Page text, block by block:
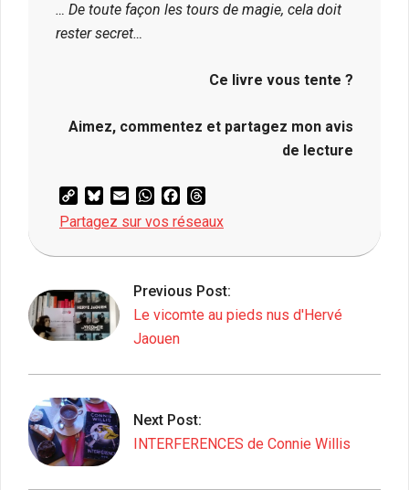
… De toute façon les tours de magie, cela doit
rester secret…
Ce livre vous tente ?
Aimez, commentez et partagez mon avis
de lecture
Copy
Link
Bluesky
Email WhatsAppFacebook
Partagez sur vos réseaux
2017-
27
Previous Post:
Le vicomte au pieds nus d'Hervé
Jaouen
Next Post:
INTERFERENCES de Connie Willis